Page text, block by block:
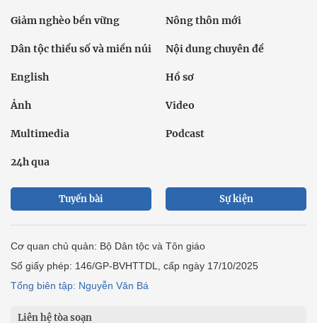
Giảm nghèo bền vững Nông thôn mới
Dân tộc thiểu số và miền núi Nội dung chuyên đề
English Hồ sơ
Ảnh Video
Multimedia Podcast
24h qua
Tuyến bài Sự kiện
Cơ quan chủ quản: Bộ Dân tộc và Tôn giáo
Số giấy phép: 146/GP-BVHTTDL, cấp ngày 17/10/2025
Tổng biên tập: Nguyễn Văn Bá
Liên hệ tòa soạn